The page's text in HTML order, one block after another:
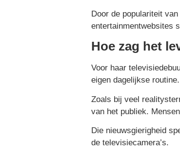
Door de populariteit
entertainmentwebsites
Hoe zag het
Voor haar
eigen dagelijkse
Zoals bij veel
van het publiek.
Die nieuwsgierigheid
de televisiecamera’s.